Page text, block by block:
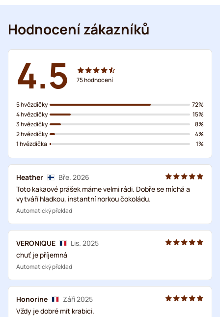
Hodnocení zákazníků
4.5 75hodnocení
5 hvězdičky
4 hvězdičky
3 hvězdičky
2 hvězdičky
1 hvězdička
72%
15%
8%
4%
1%
Heather
Bře. 2026
Toto kakaové prášek máme velmi rádi. Dobře se míchá a
vytváří hladkou, instantní horkou čokoládu.
Automatický překlad
VERONIQUE
Lis. 2025
chuť je příjemná
Automatický překlad
Honorine
Září 2025
Vždy je dobré mít krabici.